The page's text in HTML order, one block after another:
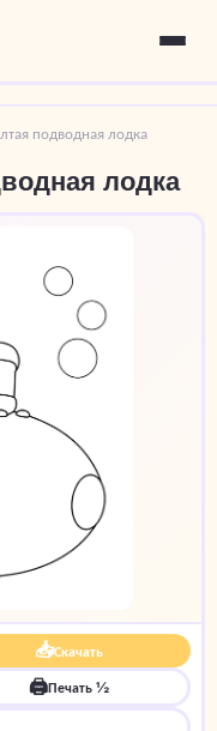
подводная лодка
лодка
📥Скачать
🖨Печать ½